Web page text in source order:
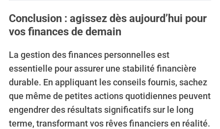
Conclusion : agissez dès aujourd’hui pour
vos finances de demain
La gestion des finances personnelles est
essentielle pour assurer une stabilité financière
durable. En appliquant les conseils fournis, sachez
que même de petites actions quotidiennes peuvent
engendrer des résultats significatifs sur le long
terme, transformant vos rêves financiers en réalité.